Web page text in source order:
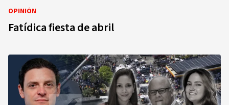
OPINIÓN
Fatídica fiesta de abril